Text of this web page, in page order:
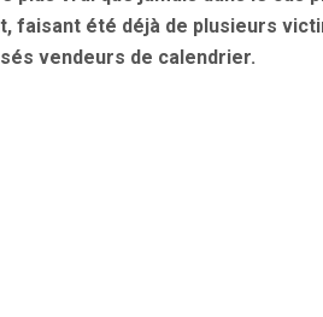
faisant été déjà de plusieurs
vendeurs de calendrier.